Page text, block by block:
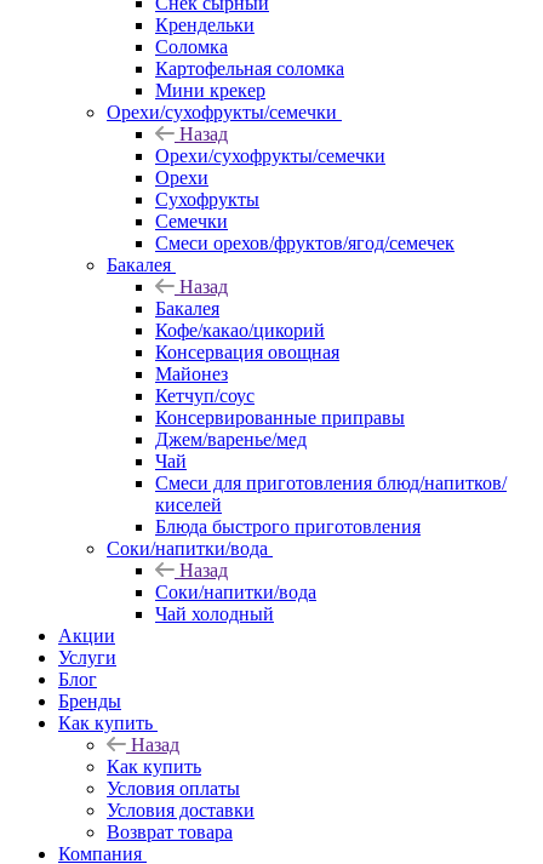
Крендельки
Соломка
Картофельная соломка
Мини крекер
Орехи/сухофрукты/семечки
Назад
Орехи/сухофрукты/семечки
Орехи
Сухофрукты
Семечки
Смеси орехов/фруктов/ягод/семечек
Бакалея
Назад
Бакалея
Кофе/какао/цикорий
Консервация овощная
Майонез
Кетчуп/соус
Консервированные приправы
Джем/варенье/мед
Чай
Смеси для приготовления блюд/напитков/
киселей
Блюда быстрого приготовления
Соки/напитки/вода
Назад
Соки/напитки/вода
Чай холодный
Акции
Услуги
Блог
Бренды
Как купить
Назад
Как купить
Условия оплаты
Условия доставки
Возврат товара
Компания